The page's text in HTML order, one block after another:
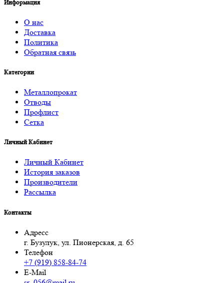
Информация
О нас
Доставка
Политика
Обратная связь
Категории
Металлопрокат
Отводы
Профлист
Сетка
Личный Кабинет
Личный Кабинет
История заказов
Производители
Рассылка
Контакты
Адресс
г. Бузулук, ул. Пионерская, д. 65
Телефон
+7 (919) 858-84-74
E-Mail